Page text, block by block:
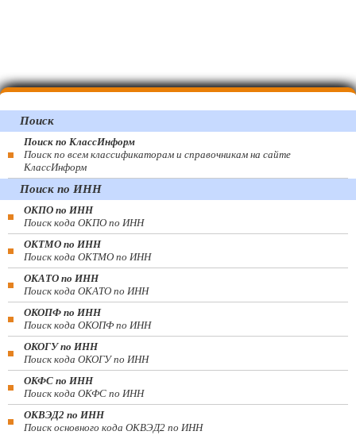
Поиск
Поиск по КлассИнформ
Поиск по всем классификаторам и справочникам на сайте
КлассИнформ
Поиск по ИНН
ОКПО по ИНН
Поиск кода ОКПО по ИНН
ОКТМО по ИНН
Поиск кода ОКТМО по ИНН
ОКАТО по ИНН
Поиск кода ОКАТО по ИНН
ОКОПФ по ИНН
Поиск кода ОКОПФ по ИНН
ОКОГУ по ИНН
Поиск кода ОКОГУ по ИНН
ОКФС по ИНН
Поиск кода ОКФС по ИНН
ОКВЭД2 по ИНН
Поиск основного кода ОКВЭД2 по ИНН